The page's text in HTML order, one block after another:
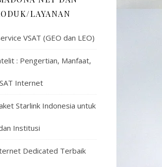
LAYANAN
VSAT (GEO dan LEO)
: Pengertian, Manfaat,
Internet
Starlink Indonesia untuk
Institusi
Dedicated Terbaik